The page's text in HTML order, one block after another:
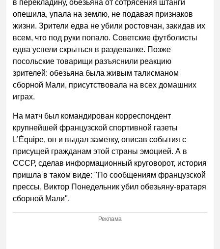
в перекладину, обезьяна от сотрясения штанги
опешила, упала на землю, не подавая признаков
жизни. Зрители едва не убили ростовчан, закидав их
всем, что под руки попало. Советские футболисты
едва успели скрыться в раздевалке. Позже
посольские товарищи разъяснили реакцию
зрителей: обезьяна была живым талисманом
сборной Мали, присутствовала на всех домашних
играх.
На матч был командирован корреспондент
крупнейшей французской спортивной газеты
L’Équipe, он и выдал заметку, описав события с
присущей гражданам этой страны эмоцией. А в
СССР, сделав информационный круговорот, история
пришла в таком виде: "По сообщениям французской
прессы, Виктор Понедельник убил обезьяну-вратаря
сборной Мали".
Реклама